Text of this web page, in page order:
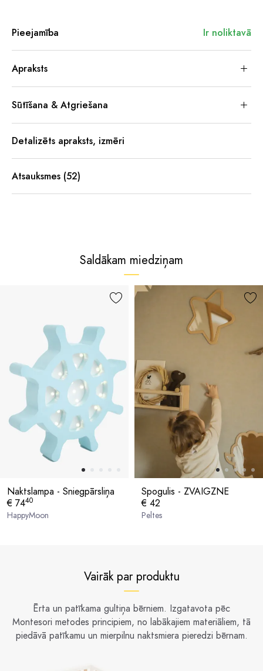
Pieejamība Ir noliktavā
Apraksts
Sūtīšana & Atgriešana
Detalizēts apraksts, izmēri
Atsauksmes (52)
Saldākam miedziņam
Naktslampa - Sniegpārsliņa
€ 7440
HappyMoon
Spogulis - ZVAIGZNE
€ 42
Peltes
Vairāk par produktu
Ērta un patīkama gultiņa bērniem. Izgatavota pēc
Montesori metodes principiem, no labākajiem materiāliem, tā
piedāvā patīkamu un mierpilnu naktsmiera pieredzi bērnam.